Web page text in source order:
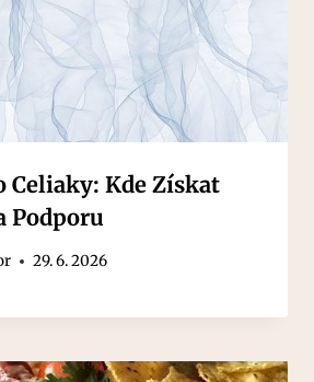
Celiaky: Kde Získat
Podporu
29. 6. 2026